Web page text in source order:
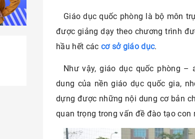
Giáo dục quốc phòng là bộ môn
được giảng dạy theo chương trình
hầu hết các cơ sở giáo dục.
Như vậy, giáo dục quốc phòng
dung của nền giáo dục quốc gia,
dựng được những nội dung cơ bản
quan trọng trong vấn đề đào tạo con